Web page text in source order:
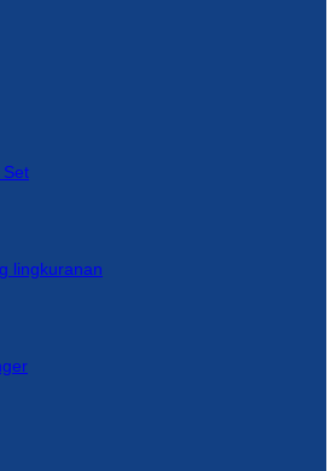
lingkuranan